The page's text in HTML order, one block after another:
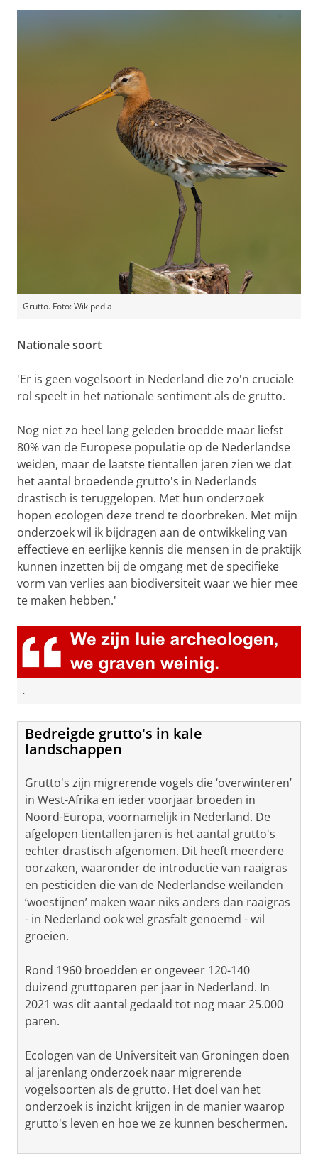
Grutto. Foto: Wikipedia
Nationale soort
'Er is geen vogelsoort in Nederland die zo'n cruciale
rol speelt in het nationale sentiment als de grutto.
Nog niet zo heel lang geleden broedde maar liefst
80% van de Europese populatie op de Nederlandse
weiden, maar de laatste tientallen jaren zien we dat
het aantal broedende grutto's in Nederlands
drastisch is teruggelopen. Met hun onderzoek
hopen ecologen deze trend te doorbreken. Met mijn
onderzoek wil ik bijdragen aan de ontwikkeling van
effectieve en eerlijke kennis die mensen in de praktijk
kunnen inzetten bij de omgang met de specifieke
vorm van verlies aan biodiversiteit waar we hier mee
te maken hebben.'
.
Bedreigde grutto's in kale
landschappen
Grutto's zijn migrerende vogels die ‘overwinteren’
in West-Afrika en ieder voorjaar broeden in
Noord-Europa, voornamelijk in Nederland. De
afgelopen tientallen jaren is het aantal grutto's
echter drastisch afgenomen. Dit heeft meerdere
oorzaken, waaronder de introductie van raaigras
en pesticiden die van de Nederlandse weilanden
‘woestijnen’ maken waar niks anders dan raaigras
- in Nederland ook wel grasfalt genoemd - wil
groeien.
Rond 1960 broedden er ongeveer 120-140
duizend gruttoparen per jaar in Nederland. In
2021 was dit aantal gedaald tot nog maar 25.000
paren.
Ecologen van de Universiteit van Groningen doen
al jarenlang onderzoek naar migrerende
vogelsoorten als de grutto. Het doel van het
onderzoek is inzicht krijgen in de manier waarop
grutto's leven en hoe we ze kunnen beschermen.